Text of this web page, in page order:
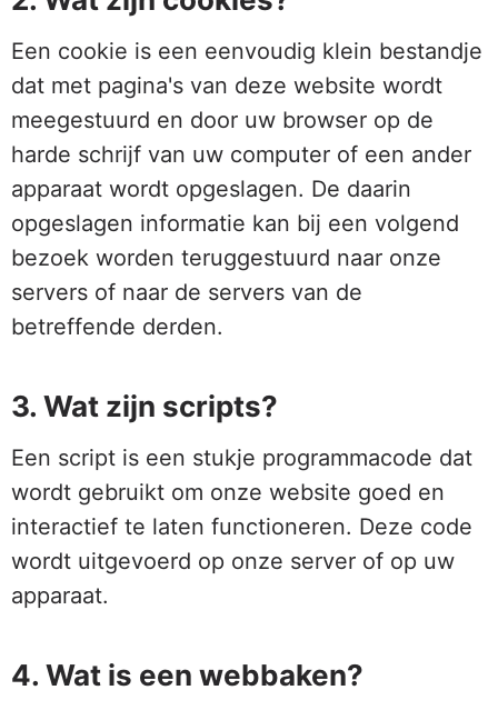
Een cookie is een eenvoudig klein bestandje
dat met pagina's van deze website wordt
meegestuurd en door uw browser op de
harde schrijf van uw computer of een ander
apparaat wordt opgeslagen. De daarin
opgeslagen informatie kan bij een volgend
bezoek worden teruggestuurd naar onze
servers of naar de servers van de
betreffende derden.
3. Wat zijn scripts?
Een script is een stukje programmacode dat
wordt gebruikt om onze website goed en
interactief te laten functioneren. Deze code
wordt uitgevoerd op onze server of op uw
apparaat.
4. Wat is een webbaken?